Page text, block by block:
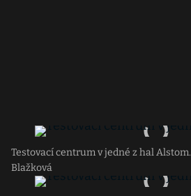
Testovací centrum v jedné z hal Alstom.
Blažková